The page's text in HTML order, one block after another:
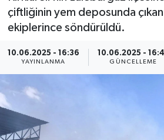
çiftliğinin yem deposunda
ekiplerince söndürüldü.
10.06.2025 - 16:36
YAYINLANMA
10.06.2025 -
GÜNCELLEME
Sağlık
Spor